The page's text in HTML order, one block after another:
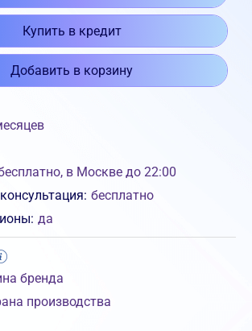
Купить в кредит
Добавить в корзину
в Москве до 22:00
бесплатно
да
бренда
производства